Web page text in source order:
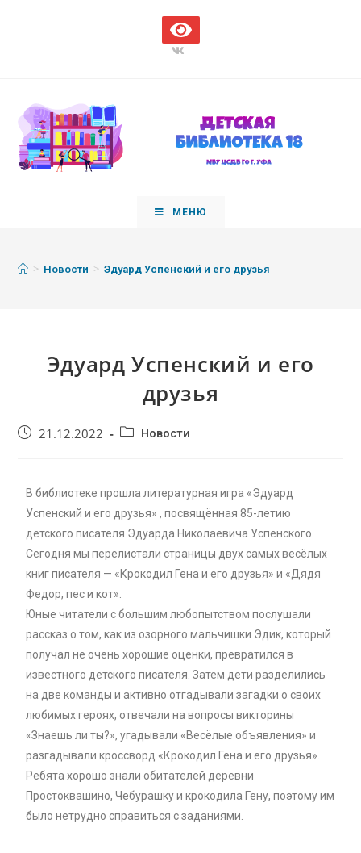
МЕНЮ
> Новости > Эдуард Успенский и его друзья
Эдуард Успенский и его
друзья
21.12.2022 Новости
В библиотеке прошла литературная игра «Эдуард
Успенский и его друзья» , посвящённая 85-летию
детского писателя Эдуарда Николаевича Успенского.
Сегодня мы перелистали страницы двух самых весёлых
книг писателя — «Крокодил Гена и его друзья» и «Дядя
Федор, пес и кот».
Юные читатели с большим любопытством послушали
рассказ о том, как из озорного мальчишки Эдик, который
получал не очень хорошие оценки, превратился в
известного детского писателя. Затем дети разделились
на две команды и активно отгадывали загадки о своих
любимых героях, отвечали на вопросы викторины
«Знаешь ли ты?», угадывали «Весёлые объявления» и
разгадывали кроссворд «Крокодил Гена и его друзья».
Ребята хорошо знали обитателей деревни
Простоквашино, Чебурашку и крокодила Гену, поэтому им
было нетрудно справиться с заданиями.